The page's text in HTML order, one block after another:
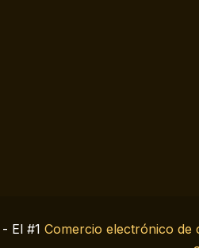
- El #1 Comercio electrónico de